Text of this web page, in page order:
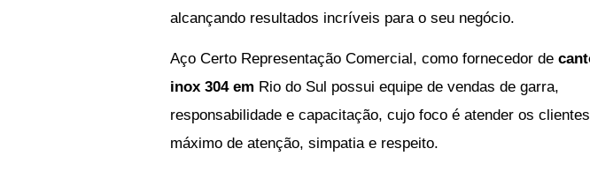
alcançando resultados incríveis para o seu negócio.
Aço Certo Representação Comercial, como fornecedor de
inox 304 em Rio do Sul possui equipe de vendas de garra,
responsabilidade e capacitação, cujo foco é atender os
máximo de atenção, simpatia e respeito.